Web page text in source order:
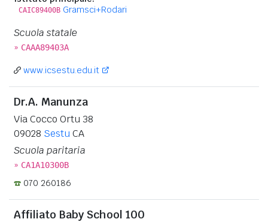
CAIC89400B Gramsci+Rodari
Scuola statale
» CAAA89403A
www.icsestu.edu.it
Dr.A. Manunza
Via Cocco Ortu 38
09028 SestuCA
Scuola paritaria
» CA1A10300B
070 260186
Affiliato Baby School 100